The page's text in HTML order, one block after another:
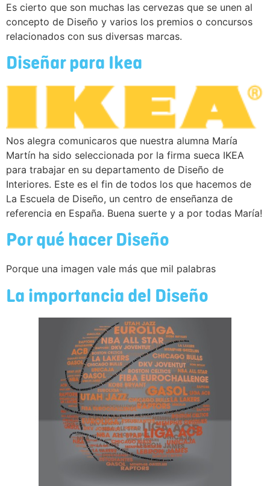
Es cierto que son muchas las cervezas que se unen al
concepto de Diseño y varios los premios o concursos
relacionados con sus diversas marcas.
Diseñar para Ikea
Nos alegra comunicaros que nuestra alumna María
Martín ha sido seleccionada por la firma sueca IKEA
para trabajar en su departamento de Diseño de
Interiores. Este es el fin de todos los que hacemos de
La Escuela de Diseño, un centro de enseñanza de
referencia en España. Buena suerte y a por todas María!
Por qué hacer Diseño
Porque una imagen vale más que mil palabras
La importancia del Diseño